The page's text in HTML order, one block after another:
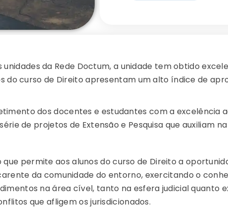
da Rede Doctum, a unidade tem obtido
do curso de Direito apresentam um alto índice de
dos docentes e estudantes com a excelência
de projetos de Extensão e Pesquisa que auxiliam
que permite aos alunos do curso de Direito a
da comunidade do entorno, exercitando o
na área cível, tanto na esfera judicial quanto
que afligem os jurisdicionados.